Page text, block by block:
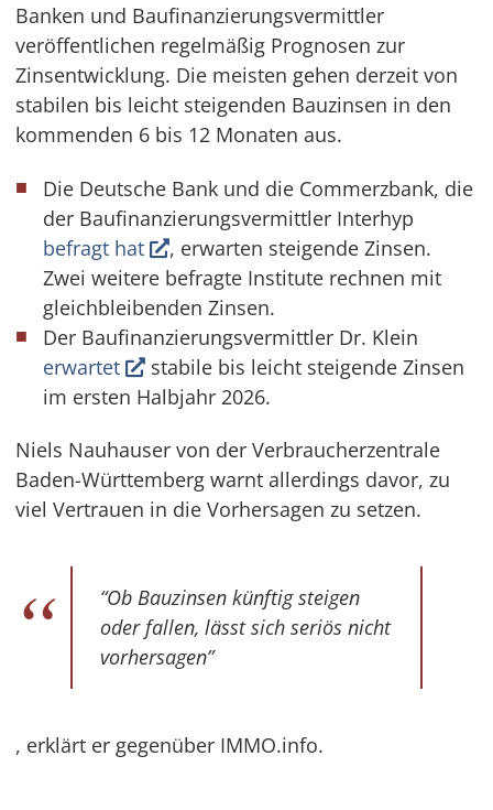
Banken und Baufinanzierungsvermittler
veröffentlichen regelmäßig Prognosen zur
Zinsentwicklung. Die meisten gehen derzeit von
stabilen bis leicht steigenden Bauzinsen in den
kommenden 6 bis 12 Monaten aus.
Die Deutsche Bank und die Commerzbank, die
der Baufinanzierungsvermittler Interhyp
befragt hat
, erwarten steigende Zinsen.
Zwei weitere befragte Institute rechnen mit
gleichbleibenden Zinsen.
Der Baufinanzierungsvermittler Dr. Klein
erwartet
stabile bis leicht steigende Zinsen
im ersten Halbjahr 2026.
Niels Nauhauser von der Verbraucherzentrale
Baden-Württemberg warnt allerdings davor, zu
viel Vertrauen in die Vorhersagen zu setzen.
“Ob Bauzinsen künftig steigen
oder fallen, lässt sich seriös nicht
vorhersagen”
, erklärt er gegenüber IMMO.info.